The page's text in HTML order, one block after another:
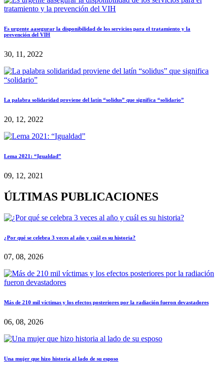
Es urgente aasegurar la disponibilidad de los servicios para el tratamiento y la
prevención del VIH
30, 11, 2022
La palabra solidaridad proviene del latín “solidus” que significa “solidario”
20, 12, 2022
Lema 2021: “Igualdad”
09, 12, 2021
ÚLTIMAS PUBLICACIONES
¿Por qué se celebra 3 veces al año y cuál es su historia?
07, 08, 2026
Más de 210 mil víctimas y los efectos posteriores por la radiación fueron devastadores
06, 08, 2026
Una mujer que hizo historia al lado de su esposo